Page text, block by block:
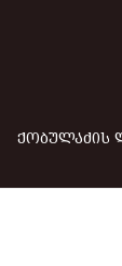
ᲥᲝᲑᲣᲚᲐᲫᲘᲡ